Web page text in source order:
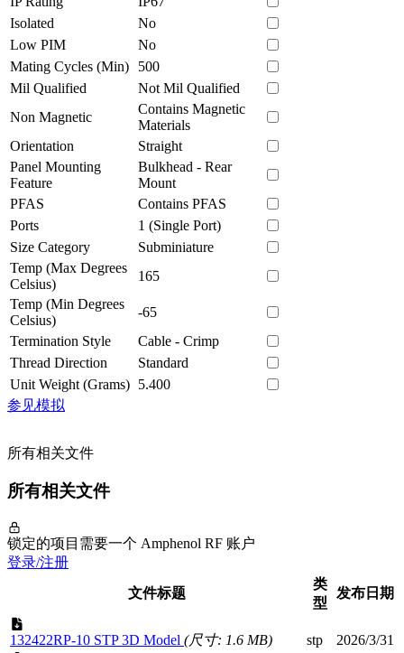
Isolated
No
Low PIM
No
Mating Cycles (Min)
500
Mil Qualified
Not Mil Qualified
Non Magnetic
Contains Magnetic
Materials
Orientation
Straight
Panel Mounting
Feature
Bulkhead - Rear
Mount
PFAS
Contains PFAS
Ports
1 (Single Port)
Size Category
Subminiature
Temp (Max Degrees
Celsius)
165
Temp (Min Degrees
Celsius)
-65
Termination Style
Cable - Crimp
Thread Direction
Standard
Unit Weight (Grams) 5.400
参见模拟
所有相关文件
所有相关文件
锁定的项目需要一个 Amphenol RF 账户
登录/注册
文件标题
类
型
发布日期
132422RP-10 STP 3D Model (尺寸: 1.6 MB) stp 2026/3/31